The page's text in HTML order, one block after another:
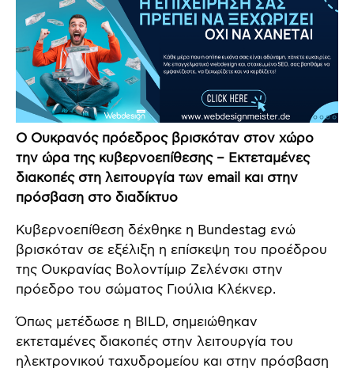
Ο Ουκρανός πρόεδρος βρισκόταν στον χώρο
την ώρα της κυβερνοεπίθεσης – Εκτεταμένες
διακοπές στη λειτουργία των email και στην
πρόσβαση στο διαδίκτυο
Κυβερνοεπίθεση δέχθηκε η Bundestag ενώ
βρισκόταν σε εξέλιξη η επίσκεψη του προέδρου
της Ουκρανίας Βολοντίμιρ Ζελένσκι στην
πρόεδρο του σώματος Γιούλια Κλέκνερ.
Όπως μετέδωσε η BILD, σημειώθηκαν
εκτεταμένες διακοπές στην λειτουργία του
ηλεκτρονικού ταχυδρομείου και στην πρόσβαση